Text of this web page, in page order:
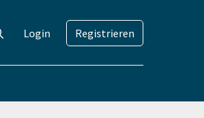
Login Registrieren